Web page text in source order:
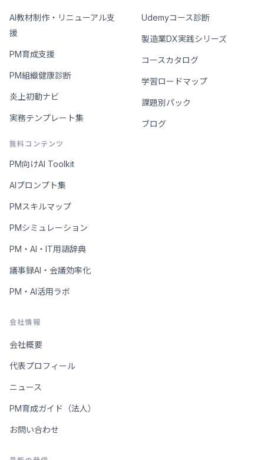
AI教材制作・リニューアル支
援
PM育成支援
PM組織健康診断
炎上初動ナビ
実務テンプレート集
無料コンテンツ
PM向けAI Toolkit
AIプロンプト集
PMスキルマップ
PMシミュレーション
PM・AI・IT用語辞典
議事録AI・会議効率化
PM・AI活用ラボ
Udemyコース診断
製造業DX実践シリーズ
コースカタログ
学習ロードマップ
課題別パック
ブログ
会社情報
会社概要
代表プロフィール
ニュース
PM育成ガイド（法人）
お問い合わせ